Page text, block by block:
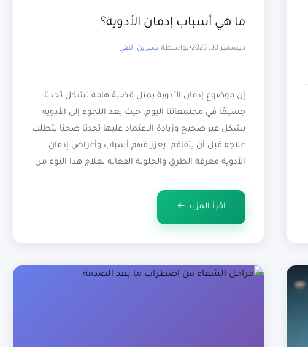
ما هي أسباب إدمان الأدوية؟
ديسمبر 30, 2023 بواسطة:شيرين التقي
إن موضوع إدمان الأدوية يمثل قضية هامة تشكل تحديًا
جسيمًا في مجتمعاتنا اليوم. حيث يعد اللجوء إلى الأدوية
بشكل غير صحيح وزيادة الاعتماد عليها تحديًا صحيًا يتطلب
علاجه قبل أن يتفاقم. يعزز فهم أسباب وأعراض إدمان
الأدوية معرفة الطرق والحلولة الفعالة لعلاج هذا النوع من
أسباب […]
اقرأ المزيد ←